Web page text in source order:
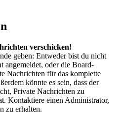
verschicken!
geben: Entweder bist du nicht
angemeldet, oder die Board-
Nachrichten für das komplette
könnte es sein, dass der
Private Nachrichten zu
Kontaktiere einen Administrator,
zu erhalten.